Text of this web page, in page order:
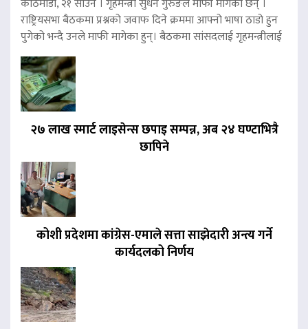
काठमाडौं, २१ साउन । गृहमन्त्री सुधन गुरुङले माफी मागेका छन् ।
राष्ट्रियसभा बैठकमा प्रश्नको जवाफ दिने क्रममा आफ्नो भाषा ठाडो हुन
पुगेको भन्दै उनले माफी मागेका हुन्। बैठकमा सांसदलाई गृहमन्त्रीलाई
२७ लाख स्मार्ट लाइसेन्स छपाइ सम्पन्न, अब २४ घण्टाभित्रै
छापिने
कोशी प्रदेशमा कांग्रेस-एमाले सत्ता साझेदारी अन्त्य गर्ने
कार्यदलको निर्णय